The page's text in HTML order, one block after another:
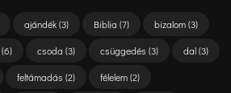
ajándék(3) Biblia (7) bizalom(3)
(6) csoda (3) csüggedés (3) dal(3)
feltámadás (2) félelem(2)